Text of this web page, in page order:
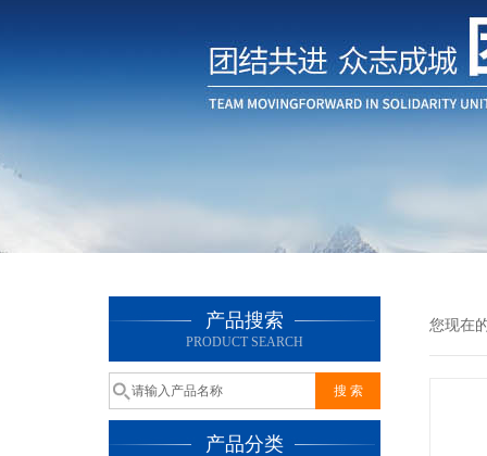
产品搜索
PRODUCT SEARCH
产品分类
您现在